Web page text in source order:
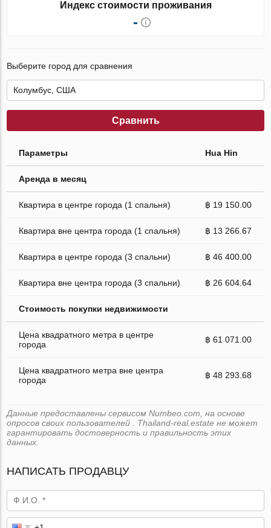
Индекс стоимости проживания
-
Выберите город для сравнения
Сравнить
Параметры Hua Hin
Аренда в месяц
Квартира в центре города (1 спальня) ฿ 19 150.00
Квартира вне центра города (1 спальня) ฿ 13 266.67
Квартира в центре города (3 спальни) ฿ 46 400.00
Квартира вне центра города (3 спальни) ฿ 26 604.64
Стоимость покупки недвижимости
Цена квадратного метра в центре
города
฿ 61 071.00
Цена квадратного метра вне центра
города
฿ 48 293.68
Данные предоставлены сервисом Numbeo.com, на основе
опросов своих пользователей . Thailand-real.estate не может
гарантировать достоверность и правильность этих
данных.
НАПИСАТЬ ПРОДАВЦУ